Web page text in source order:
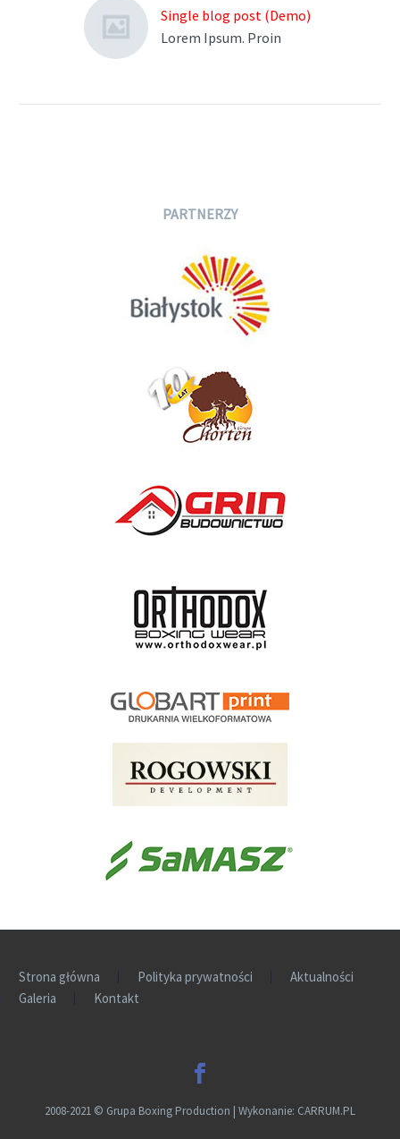
Single blog post (Demo)
Lorem Ipsum. Proin
sollicitudin, lorem quis
PARTNERZY
Strona główna Polityka prywatności
Aktualności
Galeria
Kontakt
2008-2021 © Grupa Boxing Production | Wykonanie: CARRUM.PL